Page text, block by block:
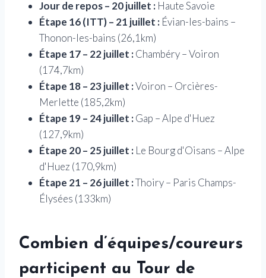
Jour de repos – 20 juillet : Haute Savoie
Étape 16 (ITT) – 21 juillet : Évian-les-bains –
Thonon-les-bains (26,1km)
Étape 17 – 22 juillet :Chambéry – Voiron
(174,7km)
Étape 18 – 23 juillet :Voiron – Orcières-
Merlette (185,2km)
Étape 19 – 24 juillet :Gap – Alpe d'Huez
(127,9km)
Étape 20 – 25 juillet : Le Bourg d'Oisans – Alpe
d'Huez (170,9km)
Étape 21 – 26 juillet :Thoiry – Paris Champs-
Élysées (133km)
Combien d’équipes/coureurs
participent au Tour de